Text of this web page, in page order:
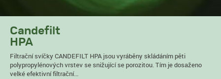
Candefilt
HPA
Filtrační svíčky CANDEFILT HPA jsou vyráběny skládáním pěti
polypropylénových vrstev se snižující se porozitou. Tím je dosaženo
velké efektivní filtrační...